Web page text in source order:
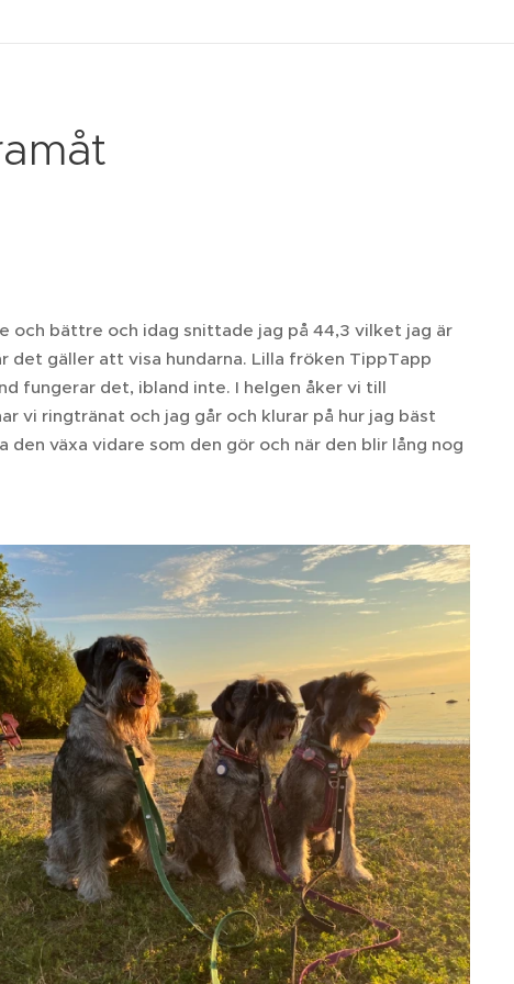
och bättre och idag snittade jag på 44,3 vilket jag är
det gäller att visa hundarna. Lilla fröken TippTapp
fungerar det, ibland inte. I helgen åker vi till
vi ringtränat och jag går och klurar på hur jag bäst
växa vidare som den gör och när den blir lång nog